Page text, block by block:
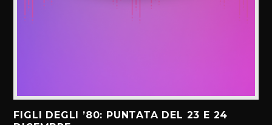
FIGLI DEGLI ’80: PUNTATA DEL 23 E 24